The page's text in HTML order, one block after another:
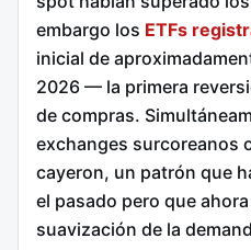
embargo los ETFs
inicial de
2026 — la primera
de compras.
exchanges surcoreanos
cayeron, un patrón que
el pasado pero que
suavización de la